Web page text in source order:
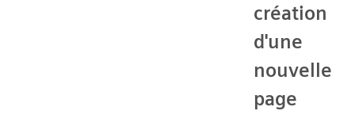
création
d'une
nouvelle
page